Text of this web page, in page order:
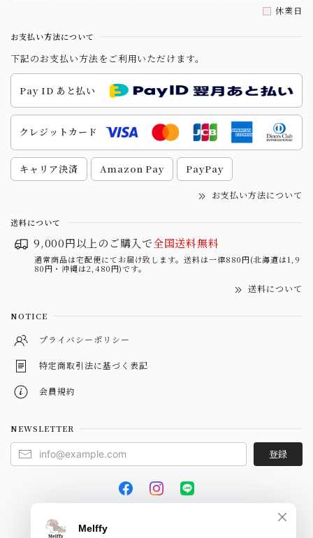
休業日
お支払い方法について
下記のお支払い方法をご利用いただけます。
Pay ID あと払い
クレジットカード
キャリア決済 Amazon Pay PayPay
お支払い方法について
送料について
9,000円以上のご購入で全国送料無料
通常商品は宅配便にてお届け致します。送料は一律880円(北海道は1,9
80円・沖縄は2,480円)です。
送料について
NOTICE
プライバシーポリシー
特定商取引法に基づく表記
会員規約
NEWSLETTER
登録